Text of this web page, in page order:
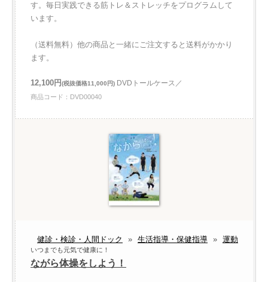
す。毎日実践できる筋トレ＆ストレッチをプログラムして
います。
（送料無料）他の商品と一緒にご注文すると送料がかかり
ます。
12,100円(税抜価格11,000円) DVDトールケース／
商品コード：DVD00040
健診・検診・人間ドック » 生活指導・保健指導 » 運動
いつまでも元気で健康に！
ながら体操をしよう！